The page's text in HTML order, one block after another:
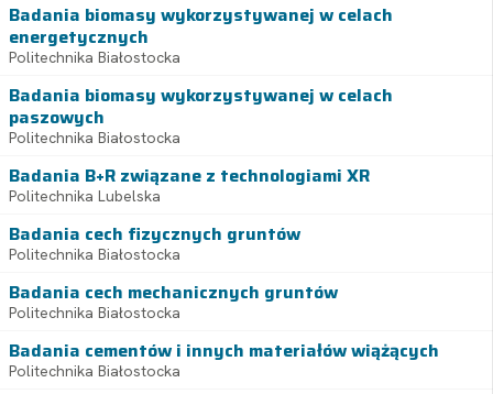
Badania biomasy wykorzystywanej w celach
energetycznych
Politechnika Białostocka
Badania biomasy wykorzystywanej w celach
paszowych
Politechnika Białostocka
Badania B+R związane z technologiami XR
Politechnika Lubelska
Badania cech fizycznych gruntów
Politechnika Białostocka
Badania cech mechanicznych gruntów
Politechnika Białostocka
Badania cementów i innych materiałów wiążących
Politechnika Białostocka